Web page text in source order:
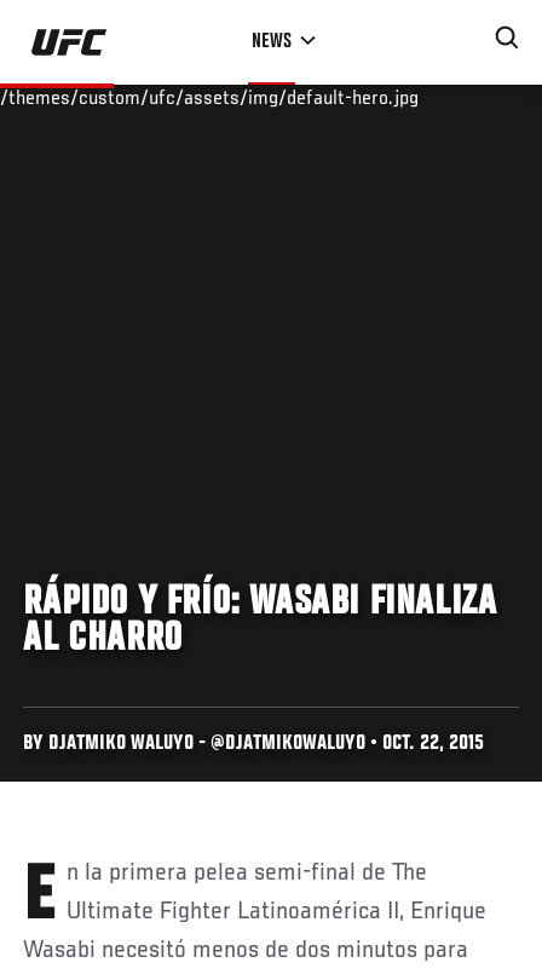
Skip
main
NEWS
/themes/custom/ufc/assets/img/default-hero.jpg
RÁPIDO Y FRÍO: WASABI FINALIZA
AL CHARRO
BY DJATMIKO WALUYO - @DJATMIKOWALUYO • OCT. 22, 2015
En la primera pelea semi-final de The Ultimate Fighter Latinoamérica II, Enrique
Wasabi necesitó menos de dos minutos para